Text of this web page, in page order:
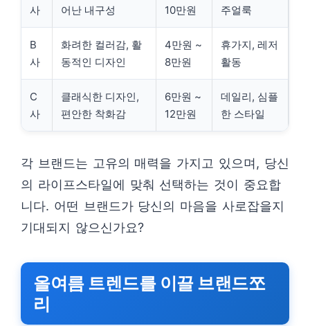
사
어난 내구성
10만원
주얼룩
B
사
화려한 컬러감, 활
동적인 디자인
4만원 ~
8만원
휴가지, 레저
활동
C
사
클래식한 디자인,
편안한 착화감
6만원 ~
12만원
데일리, 심플
한 스타일
각 브랜드는 고유의 매력을 가지고 있으며, 당신
의 라이프스타일에 맞춰 선택하는 것이 중요합
니다. 어떤 브랜드가 당신의 마음을 사로잡을지
기대되지 않으신가요?
올여름 트렌드를 이끌 브랜드쪼
리